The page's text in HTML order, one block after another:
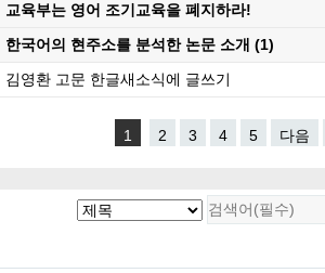
교육부는 영어 조기교육을 폐지하라!
한국어의 현주소를 분석한 논문 소개 (1)
김영환 고문 한글새소식에 글쓰기
1 2 3 4 5 다음